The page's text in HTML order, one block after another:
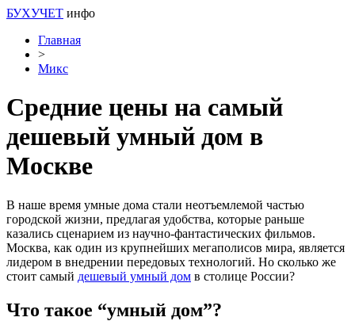
БУХУЧЕТ инфо
Главная
>
Микс
Средние цены на самый
дешевый умный дом в
Москве
В наше время умные дома стали неотъемлемой частью
городской жизни, предлагая удобства, которые раньше
казались сценарием из научно-фантастических фильмов.
Москва, как один из крупнейших мегаполисов мира, является
лидером в внедрении передовых технологий. Но сколько же
стоит самый дешевый умный дом в столице России?
Что такое “умный дом”?